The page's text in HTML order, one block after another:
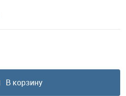
В корзину